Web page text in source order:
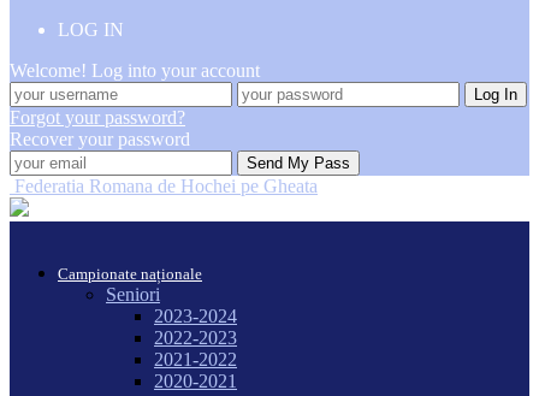
LOG IN
Welcome! Log into your account
Forgot your password?
Recover your password
Federatia Romana de Hochei pe Gheata
Campionate naționale
Seniori
2023-2024
2022-2023
2021-2022
2020-2021